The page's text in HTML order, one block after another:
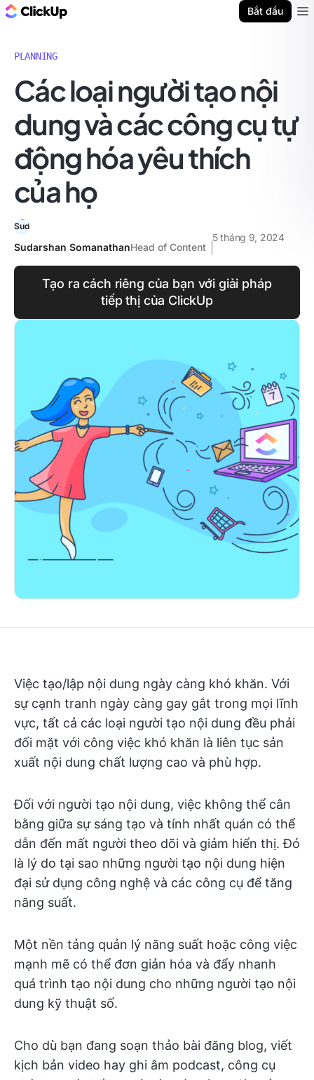
Bắt đầu
PLANNING
Các loại người tạo nội
dung và các công cụ tự
động hóa yêu thích
của họ
Sudarshan SomanathanHead of Content
5 tháng 9, 2024
Tạo ra cách riêng của bạn với giải pháp
tiếp thị của ClickUp
Việc tạo/lập nội dung ngày càng khó khăn. Với
sự cạnh tranh ngày càng gay gắt trong mọi lĩnh
vực, tất cả các loại người tạo nội dung đều phải
đối mặt với công việc khó khăn là liên tục sản
xuất nội dung chất lượng cao và phù hợp.
Đối với người tạo nội dung, việc không thể cân
bằng giữa sự sáng tạo và tính nhất quán có thể
dẫn đến mất người theo dõi và giảm hiển thị. Đó
là lý do tại sao những người tạo nội dung hiện
đại sử dụng công nghệ và các công cụ để tăng
năng suất.
Một nền tảng quản lý năng suất hoặc công việc
mạnh mẽ có thể đơn giản hóa và đẩy nhanh
quá trình tạo nội dung cho những người tạo nội
dung kỹ thuật số.
Cho dù bạn đang soạn thảo bài đăng blog, viết
kịch bản video hay ghi âm podcast, công cụ